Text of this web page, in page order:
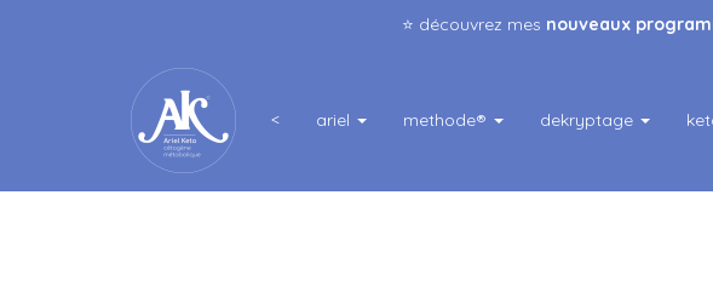
⭐️ découvrez mes nouveaux
< ariel methode® dekryptage